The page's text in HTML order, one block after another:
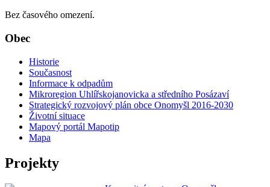
Bez časového omezení.
Obec
Historie
Současnost
Informace k odpadům
Mikroregion Uhlířskojanovicka a středního Posázaví
Strategický rozvojový plán obce Onomyšl 2016-2030
Životní situace
Mapový portál Mapotip
Mapa
Projekty